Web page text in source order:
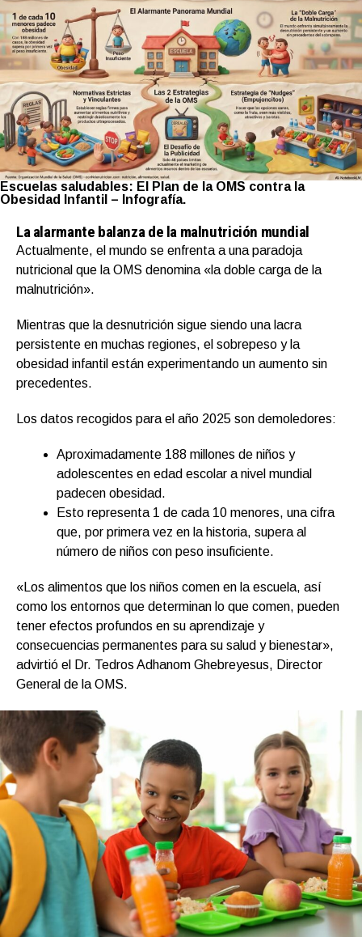
Escuelas saludables: El Plan de la OMS contra la
Obesidad Infantil – Infografía.
La alarmante balanza de la malnutrición mundial
Actualmente, el mundo se enfrenta a una paradoja
nutricional que la OMS denomina «la doble carga de la
malnutrición».
Mientras que la desnutrición sigue siendo una lacra
persistente en muchas regiones, el sobrepeso y la
obesidad infantil están experimentando un aumento sin
precedentes.
Los datos recogidos para el año 2025 son demoledores:
Aproximadamente 188 millones de niños y
adolescentes en edad escolar a nivel mundial
padecen obesidad.
Esto representa 1 de cada 10 menores, una cifra
que, por primera vez en la historia, supera al
número de niños con peso insuficiente.
«Los alimentos que los niños comen en la escuela, así
como los entornos que determinan lo que comen, pueden
tener efectos profundos en su aprendizaje y
consecuencias permanentes para su salud y bienestar»,
advirtió el Dr. Tedros Adhanom Ghebreyesus, Director
General de la OMS.